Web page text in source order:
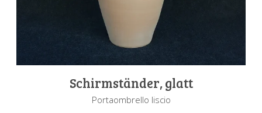
Schirmständer, glatt
Portaombrello liscio